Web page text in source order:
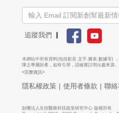
追蹤我們 ▎
本網站中所有資料(包括影音.文字.圖表.數據等)
隊之專屬財產，如有引用，請確實註明出處來源。
<完整資訊>
隱私權政策 | 使用者條款 | 聯
財團法人生技醫療科技政策研究中心 版權所有